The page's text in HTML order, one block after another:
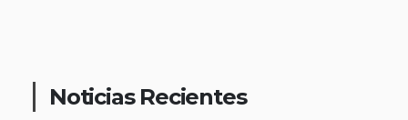
Noticias Recientes